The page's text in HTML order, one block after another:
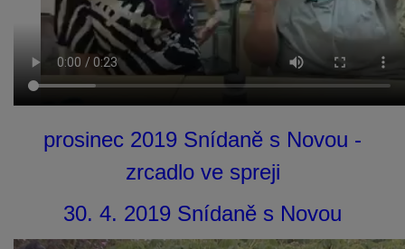
prosinec 2019 Snídaně s Novou -
zrcadlo ve spreji
30. 4. 2019 Snídaně s Novou